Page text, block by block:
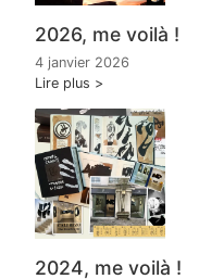
2026, me voilà !
4 janvier 2026
Lire plus
2024, me voilà !